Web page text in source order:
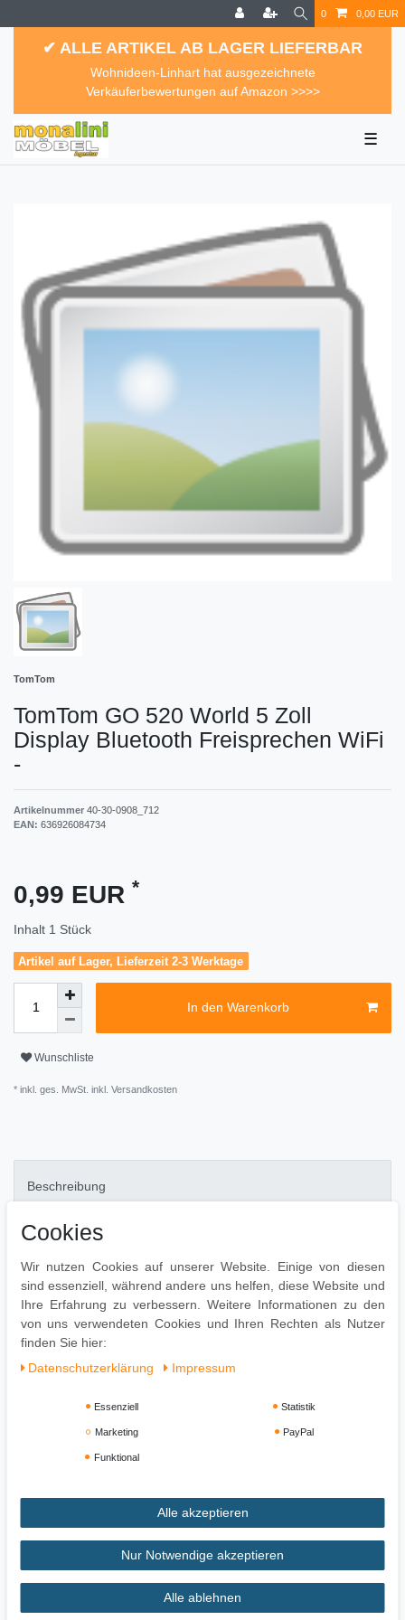
0 0,00 EUR
✔ ALLE ARTIKEL AB LAGER LIEFERBAR
Wohnideen-Linhart hat ausgezeichnete
Verkäuferbewertungen auf Amazon >>>>
☰
TomTom
TomTom GO 520 World 5 Zoll
Display Bluetooth Freisprechen WiFi
-
Artikelnummer 40-30-0908_712
EAN: 636926084734
0,99 EUR *
Inhalt 1 Stück
Artikel auf Lager, Lieferzeit 2-3 Werktage
In den Warenkorb
Wunschliste
* inkl. ges. MwSt. inkl. Versandkosten
Beschreibung
Herstellerinformationen
TomTom GO 520 World 5 Zoll Display Bluetooth Freisprechen
WiFi
Impressum Daten­schutz­erklärung AGB
Widerrufs­recht Vertrag widerrufen
Cookies
Wir nutzen Cookies auf unserer Website. Einige von diesen
sind essenziell, während andere uns helfen, diese Website und
Ihre Erfahrung zu verbessern. Weitere Informationen zu den
von uns verwendeten Cookies und Ihren Rechten als Nutzer
finden Sie hier:
Daten­schutz­erklärung
Impressum
Essenziell Statistik
Marketing PayPal
Funktional
Alle akzeptieren
Nur Notwendige akzeptieren
Alle ablehnen